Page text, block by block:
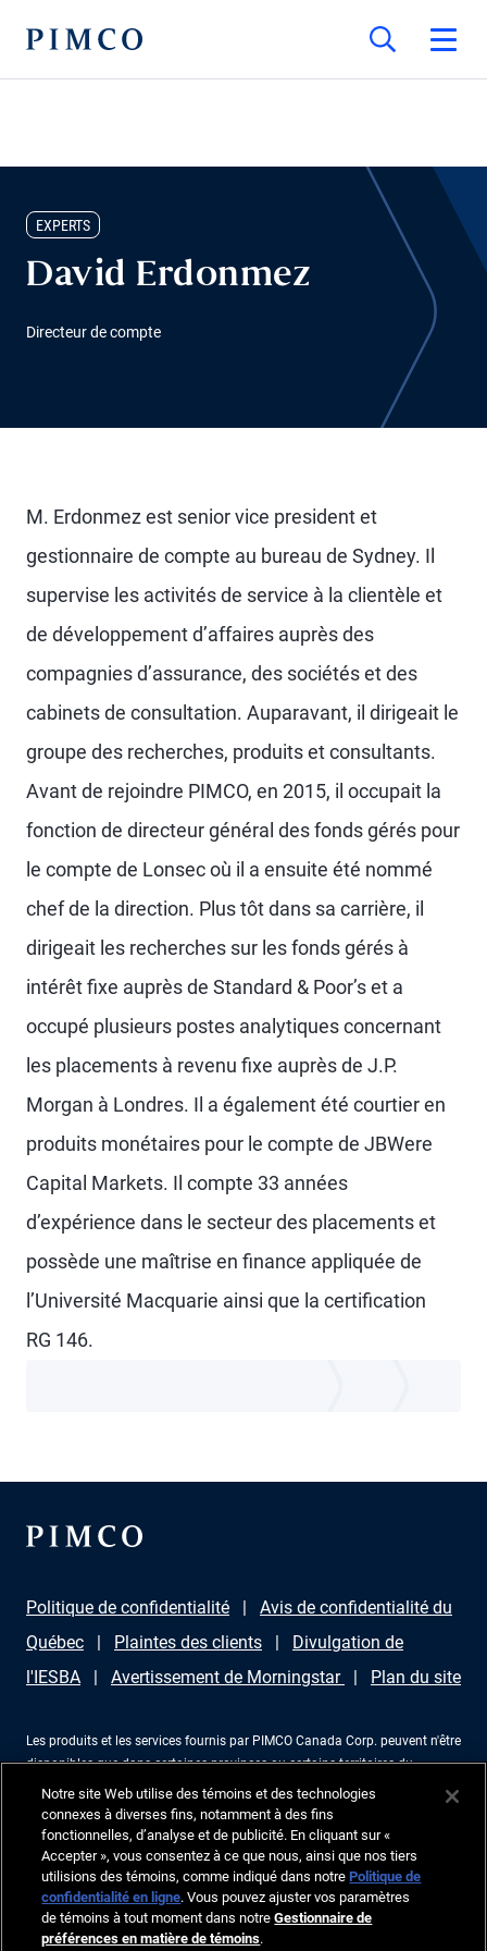
EXPERTS
David Erdonmez
Directeur de compte
M. Erdonmez est senior vice president et
gestionnaire de compte au bureau de Sydney. Il
supervise les activités de service à la clientèle et
de développement d’affaires auprès des
compagnies d’assurance, des sociétés et des
cabinets de consultation. Auparavant, il dirigeait le
groupe des recherches, produits et consultants.
Avant de rejoindre PIMCO, en 2015, il occupait la
fonction de directeur général des fonds gérés pour
le compte de Lonsec où il a ensuite été nommé
chef de la direction. Plus tôt dans sa carrière, il
dirigeait les recherches sur les fonds gérés à
intérêt fixe auprès de Standard & Poor’s et a
occupé plusieurs postes analytiques concernant
les placements à revenu fixe auprès de J.P.
Morgan à Londres. Il a également été courtier en
produits monétaires pour le compte de JBWere
Capital Markets. Il compte 33 années
d’expérience dans le secteur des placements et
possède une maîtrise en finance appliquée de
l’Université Macquarie ainsi que la certification
RG 146.
Politique de confidentialité
Avis de confidentialité du
Québec
Plaintes des clients
Divulgation de
l'IESBA
Avertissement de Morningstar Plan du site
Les produits et les services fournis par PIMCO Canada Corp. peuvent n'être
disponibles que dans certaines provinces ou certains territoires du
Canada et uniquement par l'intermédiaire de revendeurs agréés à cet effet.
Aucune partie de ce document ne peut être reproduite sous aucune forme
ni utilisée comme référence dans une autre publication, sans permission
écrite expresse. PIMCO est une marque d’Allianz Asset Management of
America LLC en aux États-Unis et ailleurs. Corporation PIMCO Canada,
199 rue Bay, bureau 2050, Commerce Court Station, CP 363 Toronto
(Ontario), M5L 1G2, 416-368-3350. ©2026, PIMCO. Tous droits réservés.
Notre site Web utilise des témoins et des technologies
connexes à diverses fins, notamment à des fins
fonctionnelles, d’analyse et de publicité. En cliquant sur «
Accepter », vous consentez à ce que nous, ainsi que nos tiers
utilisions des témoins, comme indiqué dans notrePolitique de
confidentialité en ligne. Vous pouvez ajuster vos paramètres
de témoins à tout moment dans notreGestionnaire de
préférences en matière de témoins.